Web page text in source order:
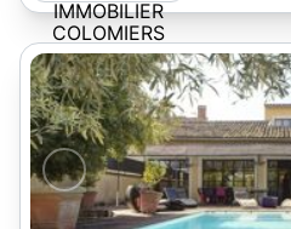
COLOMIERS